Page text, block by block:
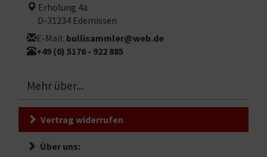
Erholung 4a
D-31234 Edemissen
E-Mail: bullisammler@web.de
+49 (0) 5176 - 922 885
Mehr über...
Vertrag widerrufen
Über uns: